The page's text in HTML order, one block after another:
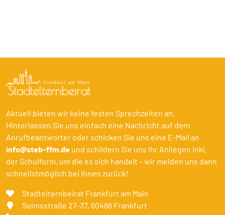
Aktuell bieten wir keine festen Sprechzeiten an.
Hinterlassen Sie uns einfach eine Nachricht auf dem
Anrufbeantworter oder schicken Sie uns eine E-Mail an
info@steb-ffm.de und schildern Sie uns Ihr Anliegen inkl.
der Schulform, um die es sich handelt – wir melden uns dann
schnellstmöglich bei Ihnen zurück!
Stadtelternbeirat Frankfurt am Main
Solmsstraße 27-37, 60486 Frankfurt